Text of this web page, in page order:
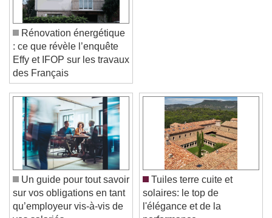
Video Player is loading.
Play Video
Play
Skip Backward
Skip Forward
Unmute
Current Time0:00
/
Rénovation énergétique
: ce que révèle l’enquête
Effy et IFOP sur les travaux
des Français
Un guide pour tout savoir
sur vos obligations en tant
qu’employeur vis-à-vis de
Tuiles terre cuite et
solaires: le top de
l'élégance et de la